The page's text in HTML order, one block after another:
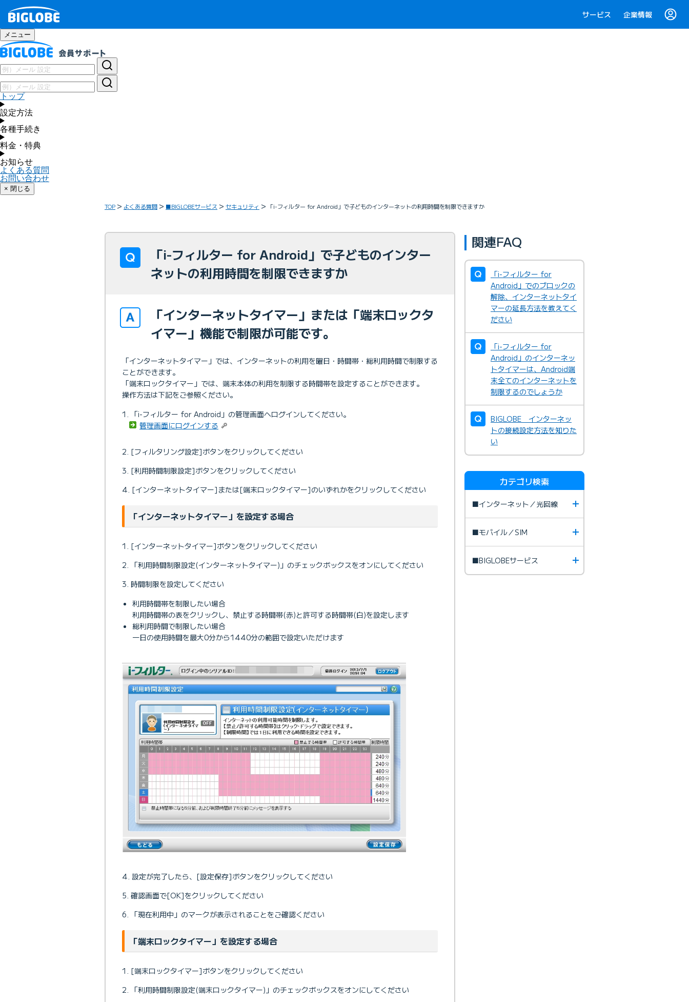
サービス 企業情報
メニュー
トップ
設定方法
各種手続き
料金・特典
お知らせ
よくある質問
お問い合わせ
× 閉じる
TOP よくある質問 ■BIGLOBEサービス セキュリティ 「i-フィルター for Android」で子どものインターネットの利用時間を制限できますか
「i-フィルター for Android」で子どものインター
ネットの利用時間を制限できますか
「インターネットタイマー」または「端末ロックタ
イマー」機能で制限が可能です。
「インターネットタイマー」では、インターネットの利用を曜日・時間帯・総利用時間で制限する
ことができます。
「端末ロックタイマー」では、端末本体の利用を制限する時間帯を設定することができます。
操作方法は下記をご参照ください。
「i-フィルター for Android」の管理画面へログインしてください。
管理画面にログインする
[フィルタリング設定]ボタンをクリックしてください
[利用時間制限設定]ボタンをクリックしてください
[インターネットタイマー]または[端末ロックタイマー]のいずれかをクリックしてください
「インターネットタイマー」を設定する場合
[インターネットタイマー]ボタンをクリックしてください
「利用時間制限設定(インターネットタイマー)」のチェックボックスをオンにしてください
時間制限を設定してください
利用時間帯を制限したい場合
利用時間帯の表をクリックし、禁止する時間帯(赤)と許可する時間帯(白)を設定します
総利用時間で制限したい場合
一日の使用時間を最大0分から1440分の範囲で設定いただけます
設定が完了したら、[設定保存]ボタンをクリックしてください
確認画面で[OK]をクリックしてください
「現在利用中」のマークが表示されることをご確認ください
「端末ロックタイマー」を設定する場合
[端末ロックタイマー]ボタンをクリックしてください
「利用時間制限設定(端末ロックタイマー)」のチェックボックスをオンにしてください
関連FAQ
「i-フィルター for
Android」でのブロックの
解除、インターネットタイ
マーの延長方法を教えてく
ださい
「i-フィルター for
Android」のインターネッ
トタイマーは、Android端
末全てのインターネットを
制限するのでしょうか
BIGLOBE インターネッ
トの接続設定方法を知りた
い
カテゴリ検索
■インターネット／光回線
■モバイル／SIM
■BIGLOBEサービス